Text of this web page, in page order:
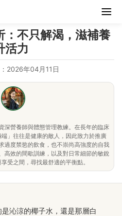
：不只解渴，滋補養
活力
2026年04月11日
深營養師與體態管理教練。在長年的臨床
」往往是健康的敵人，因此致力於推廣
過度禁慾的飲食，也不崇尚高強度的自我
高效的間歇訓練，以及對日常細節的敏銳
受之間，尋找最舒適的平衡點。
沁涼的椰子水，還是那層白